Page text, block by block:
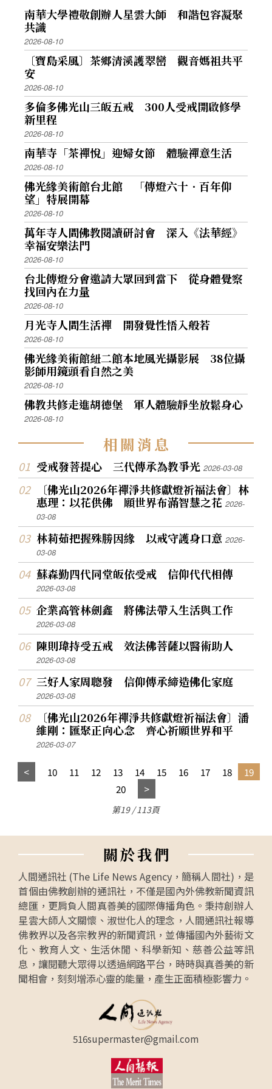
南華大學禮敬創辦人星雲大師 和諧包容凝聚
共識
2026-08-10
〔寶島采風〕茶鄉清溪護翠巒 觀音媽祖共平
安
2026-08-10
多倫多佛光山三皈五戒 300人受戒開啟修學
新里程
2026-08-10
南華寺「茶禪悅」迎婦女節 體驗禪意生活
2026-08-10
佛光緣美術館台北館 「傳燈六十．百年仰
望」特展開幕
2026-08-10
萬年寺人間佛教閱讀研討會 深入《法華經》
幸福安樂法門
2026-08-10
台北傳燈分會邀請大眾回到當下 從身體覺察
找回內在力量
2026-08-10
月光寺人間生活禪 開發覺性悟入般若
2026-08-10
佛光緣美術館紐二館本地風光攝影展 38位攝
影師用鏡頭看自然之美
2026-08-10
佛教共修走進胡德堡 軍人體驗靜坐放鬆身心
2026-08-10
相關消息
受戒發菩提心 三代傳承為教爭光2026-03-08
〔佛光山2026年禪淨共修獻燈祈福法會〕林
惠理：以花供佛 願世界布滿智慧之花2026-
03-08
林莉茹把握殊勝因緣 以戒守護身口意2026-
03-08
蘇森勤四代同堂皈依受戒 信仰代代相傳
2026-03-08
企業高管林劍鑫 將佛法帶入生活與工作
2026-03-08
陳則瑋持受五戒 效法佛菩薩以醫術助人
2026-03-08
三好人家周聰發 信仰傳承締造佛化家庭
2026-03-08
〔佛光山2026年禪淨共修獻燈祈福法會〕潘
維剛：匯聚正向心念 齊心祈願世界和平
2026-03-07
10 11 12 13 14 15 16 17 18
19
20
第19 / 113頁
關於我們
人間通訊社 (The Life News Agency，簡稱人間社)，是
首個由佛教創辦的通訊社，不僅是國內外佛教新聞資訊
總匯，更肩負人間真善美的國際傳播角色。秉持創辦人
星雲大師人文關懷、淑世化人的理念，人間通訊社報導
佛教界以及各宗教界的新聞資訊，並傳播國內外藝術文
化、教育人文、生活休閒、科學新知、慈善公益等訊
息，讓閱聽大眾得以透過網路平台，時時與真善美的新
聞相會，刻刻增添心靈的能量，產生正面積極影響力。
516supermaster@gmail.com